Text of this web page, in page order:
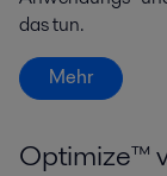
das tun.
Mehr
Optimize™